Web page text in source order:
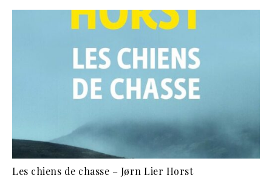
Les chiens de chasse – Jørn Lier Horst